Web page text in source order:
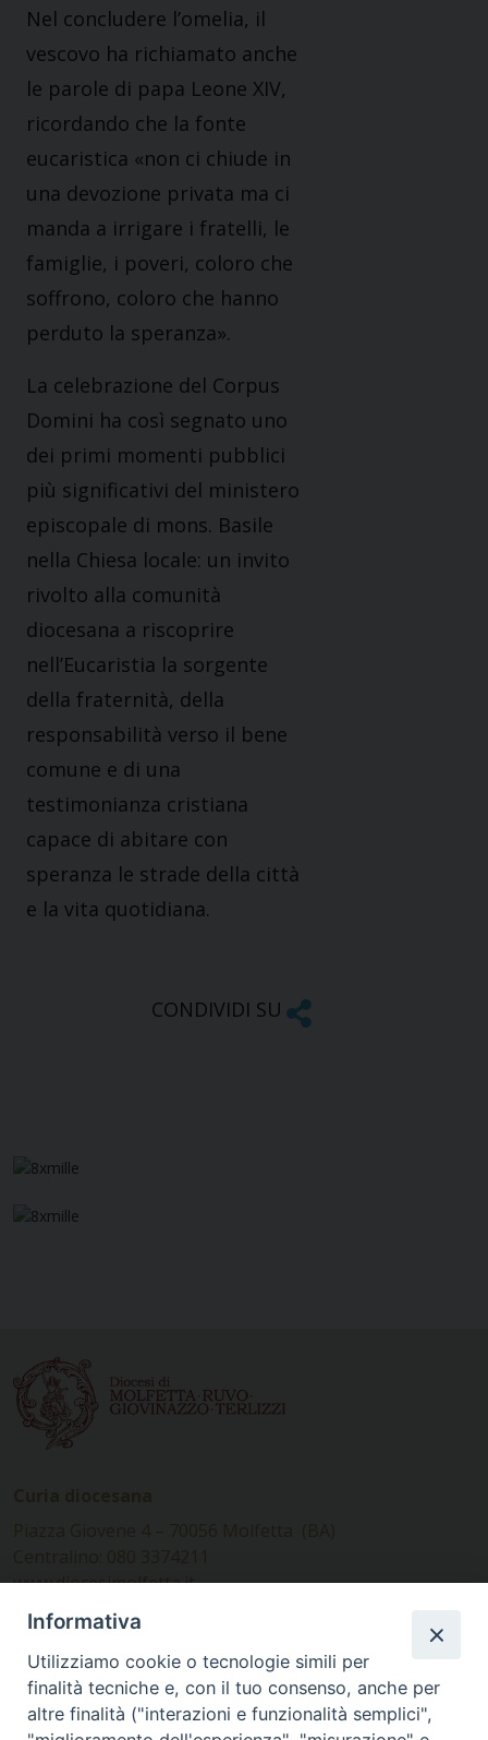
Nel concludere l’omelia, il
vescovo ha richiamato anche
le parole di papa Leone XIV,
ricordando che la fonte
eucaristica «non ci chiude in
una devozione privata ma ci
manda a irrigare i fratelli, le
famiglie, i poveri, coloro che
soffrono, coloro che hanno
perduto la speranza».
La celebrazione del Corpus
Domini ha così segnato uno
dei primi momenti pubblici
più significativi del ministero
episcopale di mons. Basile
nella Chiesa locale: un invito
rivolto alla comunità
diocesana a riscoprire
nell’Eucaristia la sorgente
della fraternità, della
responsabilità verso il bene
comune e di una
testimonianza cristiana
capace di abitare con
speranza le strade della città
e la vita quotidiana.
CONDIVIDI SU
www.diocesimolfetta.it –
diocesimolfetta@pec.chiesacattolica.it
Ufficio Comunicazioni sociali
Piazza Giovene 4 – 70056 Molfetta (BA)
Informativa
Utilizziamo cookie o tecnologie simili per
finalità tecniche e, con il tuo consenso, anche per
altre finalità ("interazioni e funzionalità semplici",